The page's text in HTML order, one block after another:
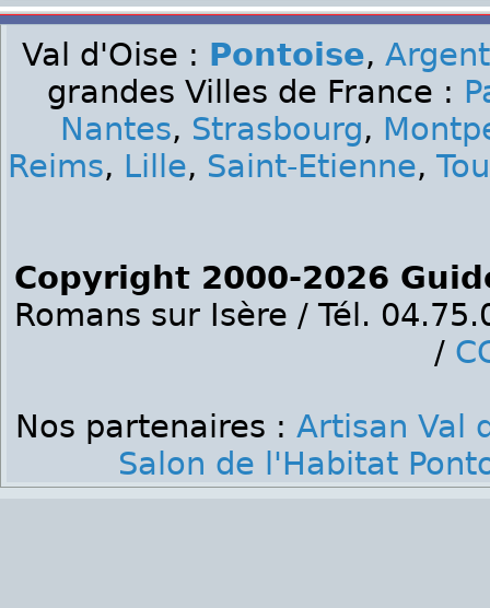
Val d'Oise : Pontoise,
grandes Villes de France :
Nantes, Strasbourg,
Reims, Lille, Saint-Etienne,
Copyright 2000-2026
Romans sur Isère / Tél.
/
Nos partenaires : Artisan Val
Salon de l'Habitat